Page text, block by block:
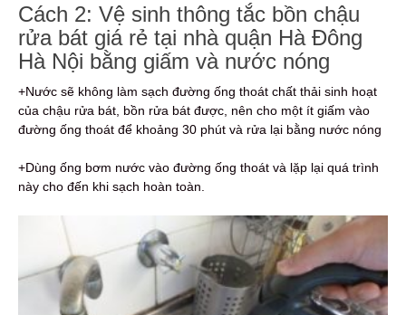
Cách 2: Vệ sinh thông tắc bồn chậu
rửa bát giá rẻ tại nhà quận Hà Đông
Hà Nội bằng giấm và nước nóng
+Nước sẽ không làm sạch đường ống thoát chất thải sinh hoạt
của chậu rửa bát, bồn rửa bát được, nên cho một ít giấm vào
đường ống thoát để khoảng 30 phút và rửa lại bằng nước nóng
+Dùng ống bơm nước vào đường ống thoát và lặp lại quá trình
này cho đến khi sạch hoàn toàn.